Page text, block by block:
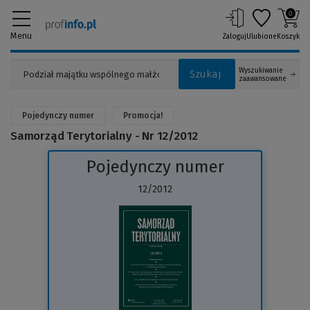
Menu
Szukaj
Wyszukiwanie
zaawansowane
ZalogujUlubione
0
Koszyk
Pojedynczy numer Promocja!
Samorząd Terytorialny - Nr 12/2012
Pojedynczy numer
12/2012